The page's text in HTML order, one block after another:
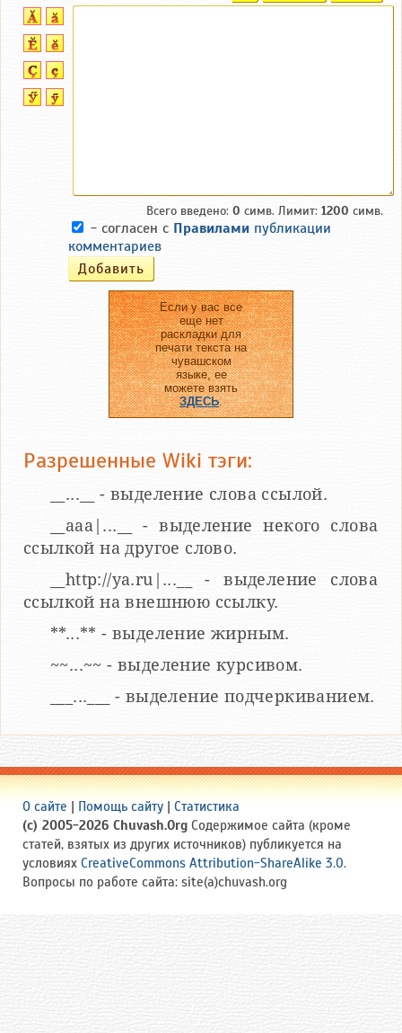
Всего введено: 0 симв. Лимит: 1200 симв.
- согласен с Правилами публикации
комментариев
Если у вас все
еще нет
раскладки для
печати текста на
чувашском
языке, ее
можете взять
ЗДЕСЬ.
Разрешенные Wiki тэги:
__...__ - выделение слова ссылой.
__aaa|...__ - выделение некого слова
ссылкой на другое слово.
__http://ya.ru|...__ - выделение слова
ссылкой на внешнюю ссылку.
**...** - выделение жирным.
~~...~~ - выделение курсивом.
___...___ - выделение подчеркиванием.
О сайте | Помощь сайту | Статистика
(c) 2005-2026 Chuvash.Org Содержимое сайта (кроме
статей, взятых из других источников) публикуется на
условиях CreativeCommons Attribution-ShareAlike 3.0.
Вопросы по работе сайта: site(a)chuvash.org